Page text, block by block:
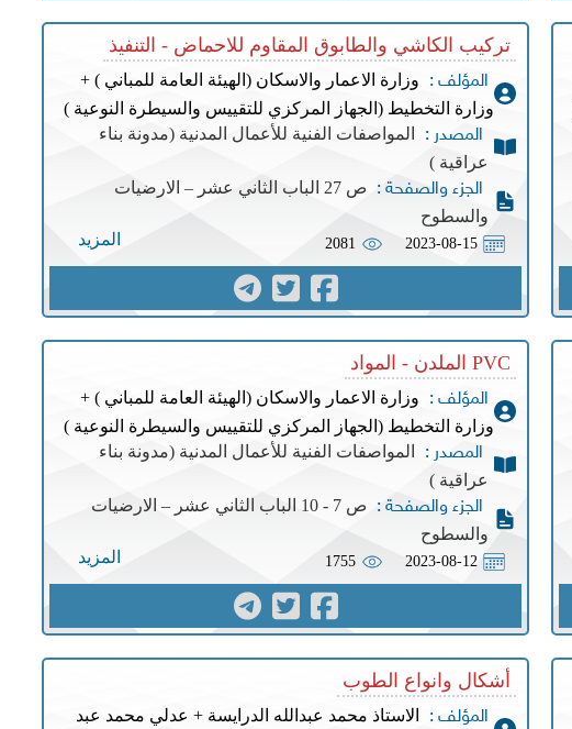
تركيب الكاشي والطابوق المقاوم للاحماض - التنفيذ
المؤلف :
وزارة الاعمار والاسكان (الهيئة العامة للمباني ) +
وزارة التخطيط (الجهاز المركزي للتقييس والسيطرة النوعية )
المصدر :
المواصفات الفنية للأعمال المدنية (مدونة بناء
عراقية )
الجزء والصفحة :
ص 27 الباب الثاني عشر – الارضيات
والسطوح
2023-08-15
2081 المزيد
PVC الملدن - المواد
المؤلف :
وزارة الاعمار والاسكان (الهيئة العامة للمباني ) +
وزارة التخطيط (الجهاز المركزي للتقييس والسيطرة النوعية )
المصدر :
المواصفات الفنية للأعمال المدنية (مدونة بناء
عراقية )
الجزء والصفحة :
ص 7 - 10 الباب الثاني عشر – الارضيات
والسطوح
2023-08-12
1755 المزيد
أشكال وانواع الطوب
المؤلف :
الاستاذ محمد عبدالله الدرايسة + عدلي محمد عبد